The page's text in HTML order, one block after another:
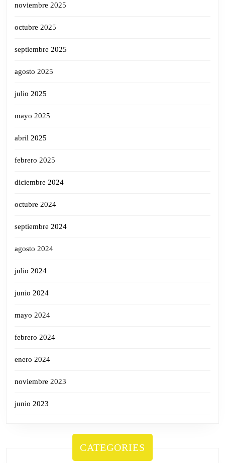
noviembre 2025
octubre 2025
septiembre 2025
agosto 2025
julio 2025
mayo 2025
abril 2025
febrero 2025
diciembre 2024
octubre 2024
septiembre 2024
agosto 2024
julio 2024
junio 2024
mayo 2024
febrero 2024
enero 2024
noviembre 2023
junio 2023
CATEGORIES